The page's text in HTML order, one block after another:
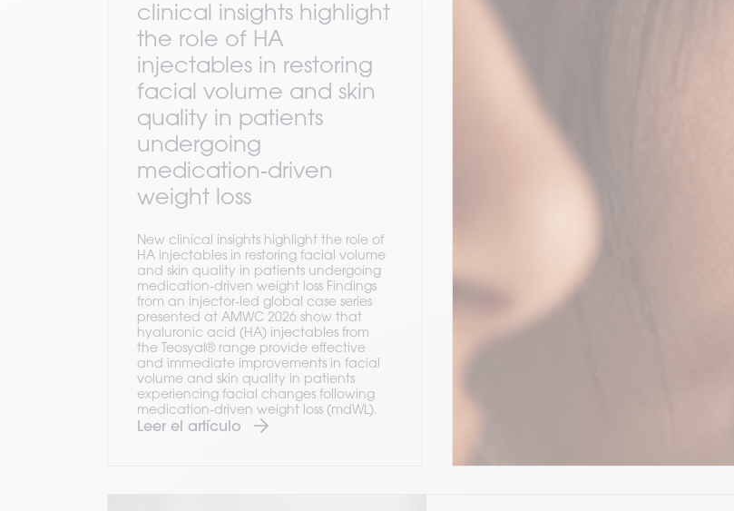
clinical insights highlight
the role of HA
injectables in restoring
facial volume and skin
quality in patients
undergoing
medication‑driven
weight loss
New clinical insights highlight the role of
HA injectables in restoring facial volume
and skin quality in patients undergoing
medication‑driven weight loss Findings
from an injector‑led global case series
presented at AMWC 2026 show that
hyaluronic acid (HA) injectables from
the Teosyal® range provide effective
and immediate improvements in facial
volume and skin quality in patients
experiencing facial changes following
medication‑driven weight loss (mdWL).
Leer el artículo